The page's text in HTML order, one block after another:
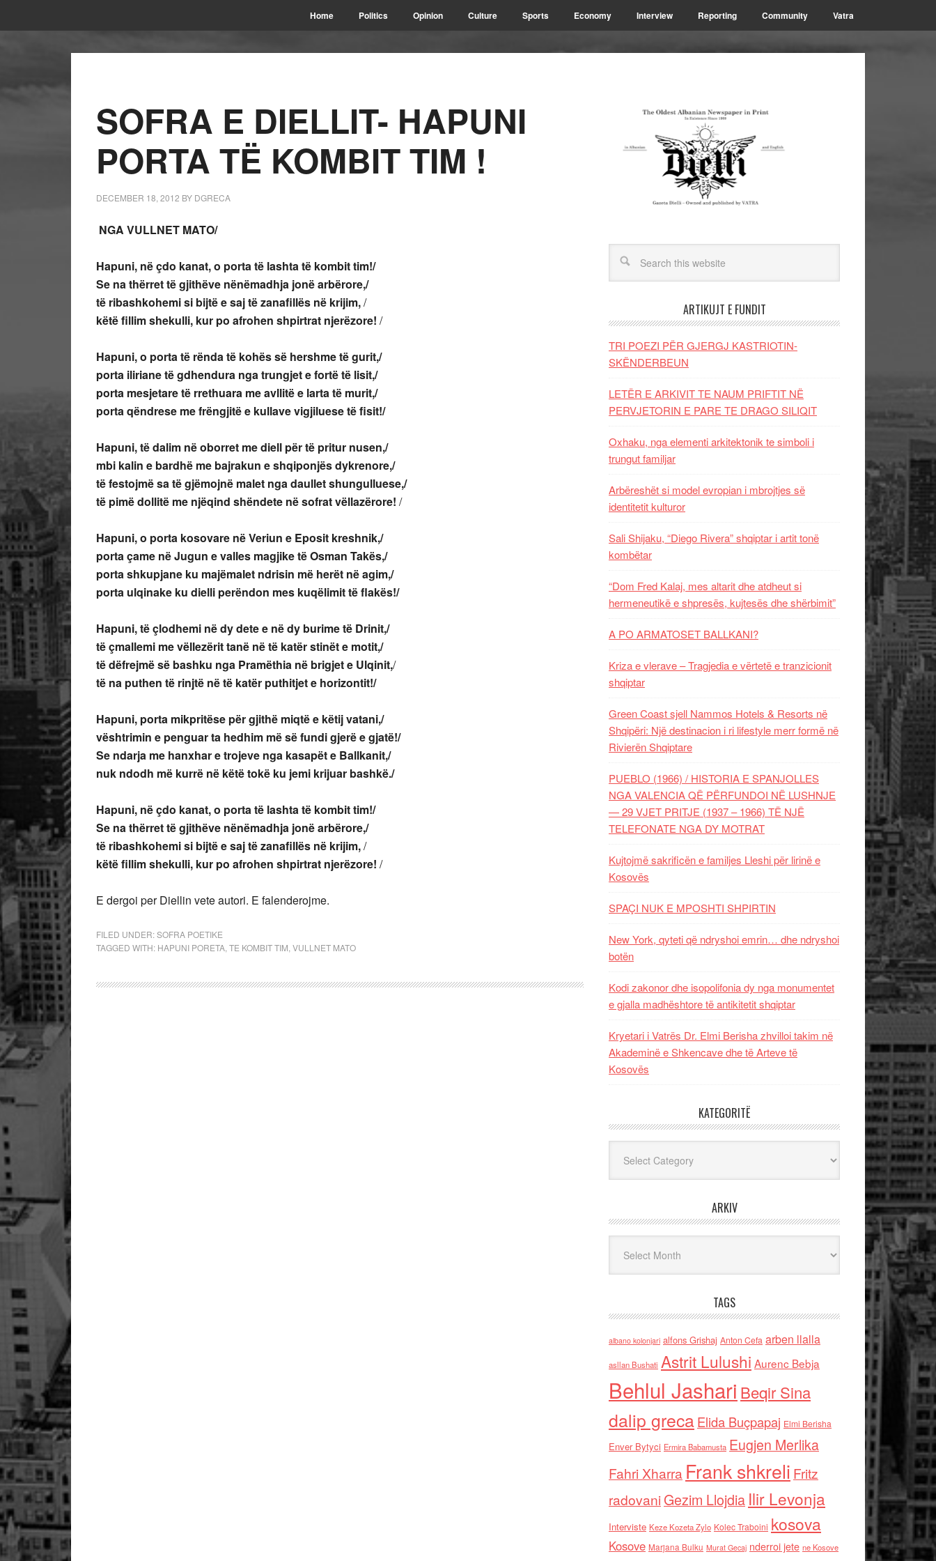
Home Politics Opinion Culture Sports Economy Interview Reporting Community Vatra
SOFRA E DIELLIT- HAPUNI
PORTA TË KOMBIT TIM !
DECEMBER 18, 2012 BY DGRECA
NGA VULLNET MATO/
Hapuni, në çdo kanat, o porta të lashta të kombit tim!/
Se na thërret të gjithëve nënëmadhja jonë arbërore,/
të ribashkohemi si bijtë e saj të zanafillës në krijim,/
këtë fillim shekulli, kur po afrohen shpirtrat njerëzore! /
Hapuni, o porta të rënda të kohës së hershme të gurit,/
porta iliriane të gdhendura nga trungjet e fortë të lisit,/
porta mesjetare të rrethuara me avllitë e lartatë murit,/
porta qëndrese me frëngjitë e kullave vigjiluese të fisit!/
Hapuni, të dalim në oborret me diell për të pritur nusen,/
mbi kalin e bardhë me bajrakun e shqiponjës dykrenore,/
të festojmë sa të gjëmojnë malet nga daullet shungulluese,/
të pimë dollitë me njëqind shëndete në sofrat vëllazërore! /
Hapuni, o porta kosovare në Veriun e Eposit kreshnik,/
porta çame në Jugun e valles magjike të Osman Takës,/
porta shkupjane ku majëmalet ndrisin më herët në agim,/
porta ulqinake ku dielli perëndon mes kuqëlimit të flakës!/
Hapuni, të çlodhemi në dy dete e në dy burime të Drinit,/
të çmallemi me vëllezërit tanë në të katër stinët e motit,/
të dëfrejmë së bashku nga Pramëthia në brigjet e Ulqinit,/
të na puthen të rinjtë në të katër puthitjet e horizontit!/
Hapuni, porta mikpritëse për gjithë miqtë e këtij vatani,/
vështrimin e penguar ta hedhim më së fundi gjerë e gjatë!/
Se ndarja me hanxhar e trojeve nga kasapët e Ballkanit,/
nuk ndodh më kurrë në këtë tokë ku jemi krijuar bashkë./
Hapuni, në çdo kanat, o porta të lashta të kombit tim!/
Se na thërret të gjithëve nënëmadhja jonë arbërore,/
të ribashkohemi si bijtë e saj të zanafillës në krijim,/
këtë fillim shekulli, kur po afrohen shpirtrat njerëzore! /
E dergoi per Diellin vete autori. E falenderojme.
FILED UNDER:SOFRA POETIKE
TAGGED WITH: HAPUNI PORETA TE KOMBIT TIM VULLNET MATO
ARTIKUJT E FUNDIT
TRI POEZI PËR GJERGJ KASTRIOTIN-
SKËNDERBEUN
LETËR E ARKIVIT TE NAUM PRIFTIT NË
PERVJETORIN E PARE TE DRAGO SILIQIT
Oxhaku, nga elementi arkitektonik te simboli i
trungut familjar
Arbëreshët si model evropian i mbrojtjes së
identitetit kulturor
Sali Shijaku, “Diego Rivera” shqiptar i artit tonë
kombëtar
“Dom Fred Kalaj, mes altarit dhe atdheut si
hermeneutikë e shpresës, kujtesës dhe shërbimit”
A PO ARMATOSET BALLKANI?
Kriza e vlerave – Tragjedia e vërtetë e tranzicionit
shqiptar
Green Coast sjell Nammos Hotels & Resorts në
Shqipëri: Një destinacion i ri lifestyle merr formë në
Rivierën Shqiptare
PUEBLO (1966) / HISTORIA E SPANJOLLES
NGA VALENCIA QË PËRFUNDOI NË LUSHNJE
— 29 VJET PRITJE (1937 – 1966) TË NJË
TELEFONATE NGA DY MOTRAT
Kujtojmë sakrificën e familjes Lleshi për lirinë e
Kosovës
SPAÇI NUK E MPOSHTI SHPIRTIN
New York, qyteti që ndryshoi emrin… dhe ndryshoi
botën
Kodi zakonor dhe isopolifonia dy nga monumentet
e gjalla madhështore të antikitetit shqiptar
Kryetari i Vatrës Dr. Elmi Berisha zhvilloi takim në
Akademinë e Shkencave dhe të Arteve të
Kosovës
KATEGORITË
ARKIV
TAGS
albano kolonjari alfons Grishaj Anton Cefa arben llalla
asllan Bushati Astrit Lulushi Aurenc Bebja
Behlul Jashari Beqir Sina
dalip grecaElida Buçpapaj Elmi Berisha
Enver Bytyci Ermira Babamusta Eugjen Merlika
Fahri Xharra Frank shkreli Fritz
radovaniGezim Llojdia Ilir Levonja
Interviste Keze Kozeta Zylo Kolec Traboini kosova
Kosove Marjana Bulku Murat Gecaj nderroi jete ne Kosove